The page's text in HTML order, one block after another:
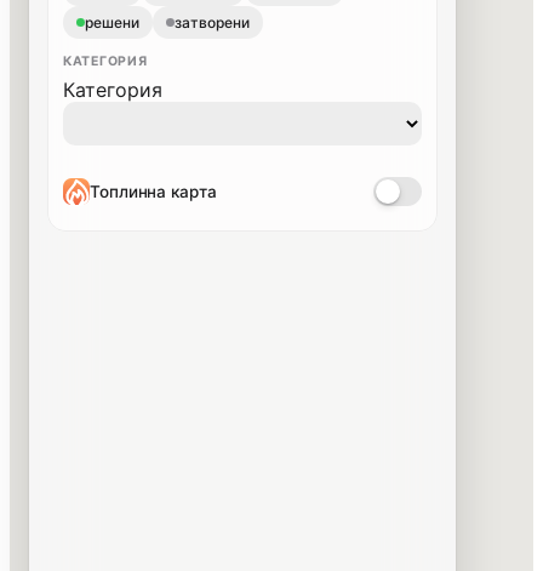
решени
затворени
КАТЕГОРИЯ
Категория
Топлинна карта